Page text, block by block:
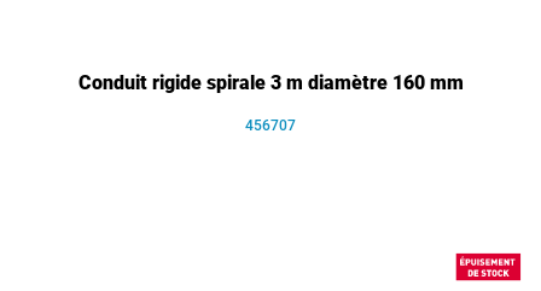
Conduit rigide spirale 3 m diamètre 160 mm
456707